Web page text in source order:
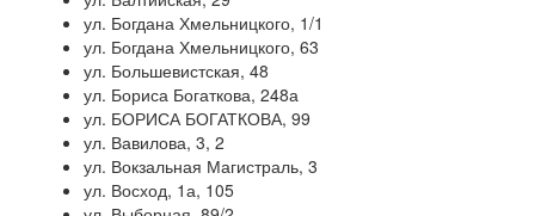
ул. Богдана Хмельницкого, 1/1
ул. Богдана Хмельницкого, 63
ул. Большевистская, 48
ул. Бориса Богаткова, 248а
ул. БОРИСА БОГАТКОВА, 99
ул. Вавилова, 3, 2
ул. Вокзальная Магистраль, 3
ул. Восход, 1а, 105